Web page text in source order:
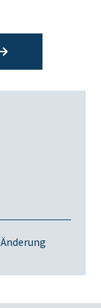
Änderung